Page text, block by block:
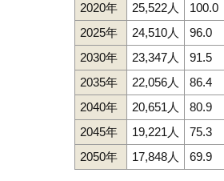
2020年 25,522人
100.0
2025年
24,510人
96.0
2030年
23,347人
91.5
2035年
22,056人
86.4
2040年
20,651人
80.9
2045年
19,221人
75.3
2050年
17,848人 69.9